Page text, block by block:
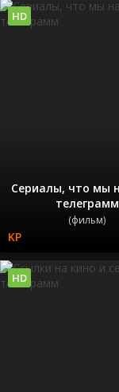
Сериалы, что мы
телеграмм
(фильм)
HD
HD